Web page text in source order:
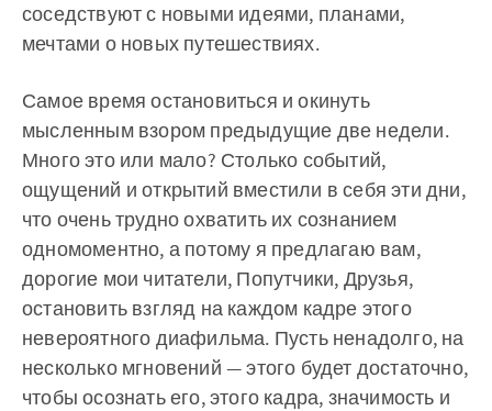
соседствуют с новыми идеями, планами,
мечтами о новых путешествиях.
Самое время остановиться и окинуть
мысленным взором предыдущие две недели.
Много это или мало? Столько событий,
ощущений и открытий вместили в себя эти дни,
что очень трудно охватить их сознанием
одномоментно, а потому я предлагаю вам,
дорогие мои читатели, Попутчики, Друзья,
остановить взгляд на каждом кадре этого
невероятного диафильма. Пусть ненадолго, на
несколько мгновений — этого будет достаточно,
чтобы осознать его, этого кадра, значимость и